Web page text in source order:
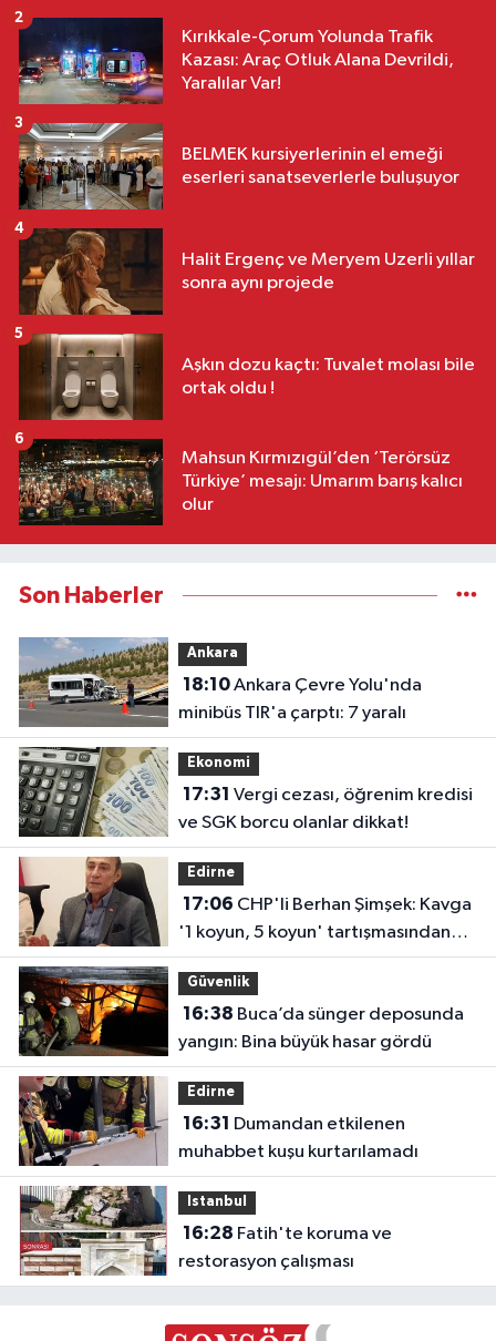
Kırıkkale-Çorum Yolunda Trafik
Kazası: Araç Otluk Alana Devrildi,
Yaralılar Var!
2
BELMEK kursiyerlerinin el emeği
eserleri sanatseverlerle buluşuyor
3
Halit Ergenç ve Meryem Uzerli yıllar
sonra aynı projede
4
Aşkın dozu kaçtı: Tuvalet molası bile
ortak oldu !
5
Mahsun Kırmızıgül’den ‘Terörsüz
Türkiye’ mesajı: Umarım barış kalıcı
olur
6
Son Haberler
Ankara
18:10Ankara Çevre Yolu'nda
minibüs TIR'a çarptı: 7 yaralı
Ekonomi
17:31
ve SGK borcu olanlar dikkat!
Edirne
17:06
'1 koyun, 5 koyun' tartışmasından
çıktı
Güvenlik
16:38
yangın: Bina büyük hasar gördü
Edirne
16:31
muhabbet kuşu kurtarılamadı
Istanbul
16:28
restorasyon çalışması